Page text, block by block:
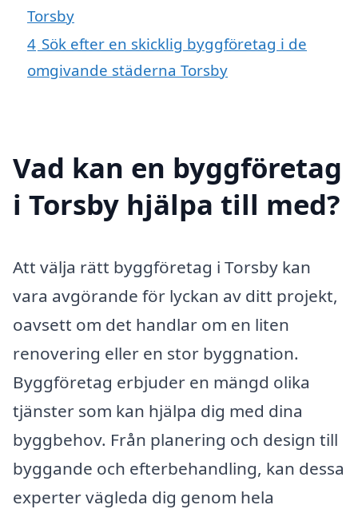
Torsby
4 Sök efter en skicklig byggföretag i de
omgivande städerna Torsby
Vad kan en byggföretag
i Torsby hjälpa till med?
Att välja rätt byggföretag i Torsby kan
vara avgörande för lyckan av ditt projekt,
oavsett om det handlar om en liten
renovering eller en stor byggnation.
Byggföretag erbjuder en mängd olika
tjänster som kan hjälpa dig med dina
byggbehov. Från planering och design till
byggande och efterbehandling, kan dessa
experter vägleda dig genom hela